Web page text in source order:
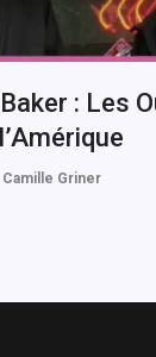
: Les
l’Amérique
Camille Griner